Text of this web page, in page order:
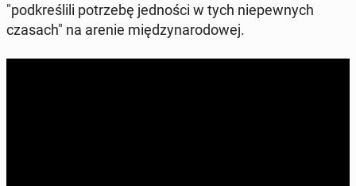
"pod­kre­śli­li po­trze­bę jed­no­ści w tych nie­pew­nych
czasach" na arenie mię­dzy­na­ro­do­wej.